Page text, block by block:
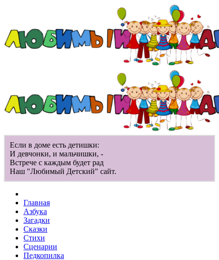
Если в доме есть детишки:
И девчонки, и мальчишки, -
Встрече с каждым будет рад
Наш "Любимый Детский" сайт.
Главная
Азбука
Загадки
Сказки
Стихи
Сценарии
Педкопилка